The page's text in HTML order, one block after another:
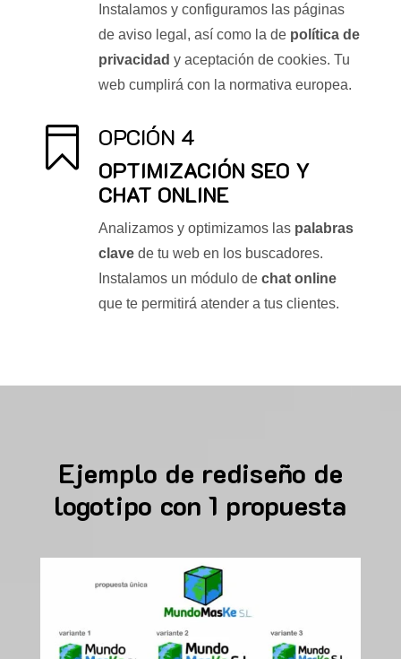
Instalamos y configuramos las páginas
de aviso legal, así como la de política de
privacidad y aceptación de cookies. Tu
web cumplirá con la normativa europea.
 OPCIÓN 4
OPTIMIZACIÓN SEO Y
CHAT ONLINE
Analizamos y optimizamos las palabras
clavede tu web en los buscadores.
Instalamos un módulo de chat online
que te permitirá atender a tus clientes.
Ejemplo de rediseño de
logotipo con 1 propuesta